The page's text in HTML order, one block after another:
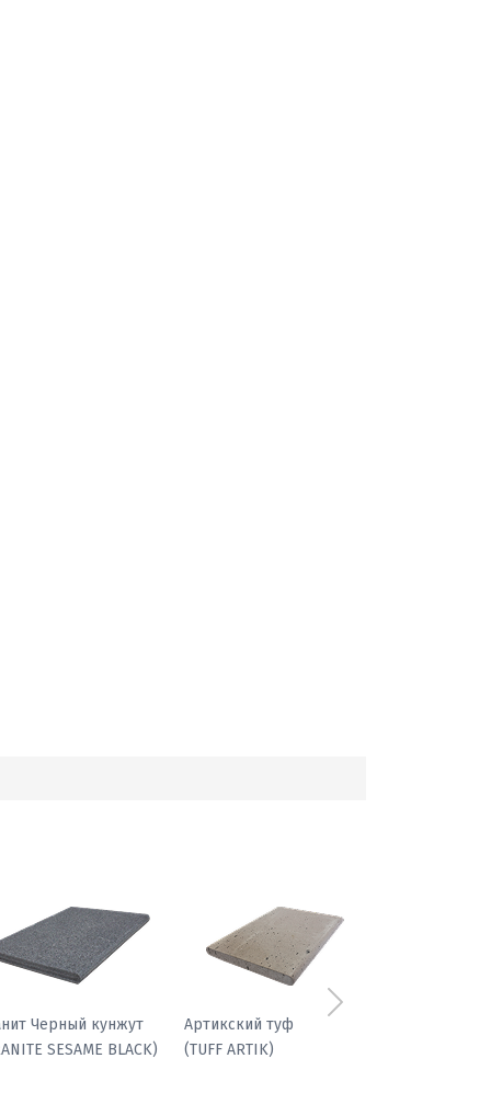
гранатовый
Гранит Черный кунжут
(GRANITE SESAME BLACK)
Следующий